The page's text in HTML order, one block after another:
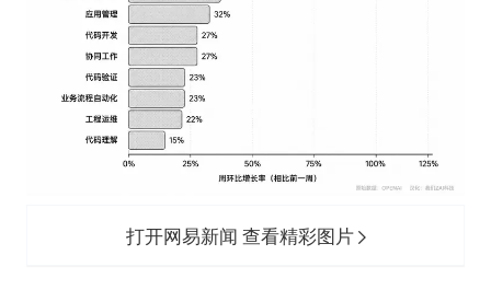
打开网易新闻 查看精彩图片